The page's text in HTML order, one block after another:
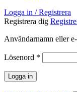
Logga in / Registrera
Registrera dig
Användarnamn eller
Lösenord *
Logga in